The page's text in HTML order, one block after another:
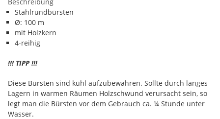
Stahlrundbürsten
Ø: 100 m
mit Holzkern
4-reihig
!!! TIPP !!!
Diese Bürsten sind kühl aufzubewahren. Sollte durch langes
Lagern in warmen Räumen Holzschwund verursacht sein, so
legt man die Bürsten vor dem Gebrauch ca. ¼ Stunde unter
Wasser.